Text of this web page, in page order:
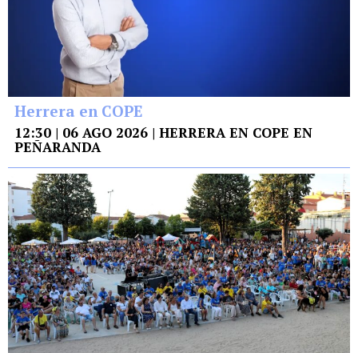
Herrera en COPE
12:30 | 06 AGO 2026 | HERRERA EN COPE EN
PEÑARANDA